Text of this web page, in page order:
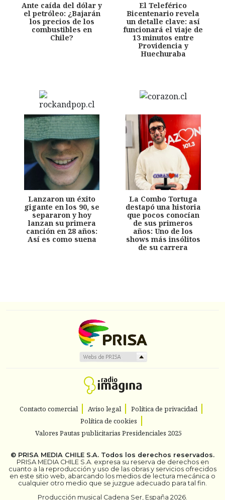
Ante caída del dólar y
el petróleo: ¿Bajarán
los precios de los
combustibles en
Chile?
El Teleférico
Bicentenario revela
un detalle clave: así
funcionará el viaje de
13 minutos entre
Providencia y
Huechuraba
Lanzaron un éxito
gigante en los 90, se
separaron y hoy
lanzan su primera
canción en 28 años:
Así es como suena
La Combo Tortuga
destapó una historia
que pocos conocían
de sus primeros
años: Uno de los
shows más insólitos
de su carrera
Contacto comercial Aviso legal
Política de privacidad
Política de cookies
Valores Pautas publicitarias Presidenciales 2025
© PRISA MEDIA CHILE S.A. Todos los derechos reservados.
PRISA MEDIA CHILE S.A. expresa su reserva de derechos en
cuanto a la reproducción y uso de las obras y servicios ofrecidos
en este sitio web, abarcando los medios de lectura mecánica o
cualquier otro medio que se juzgue adecuado para tal fin.
Producción musical Cadena Ser, España 2026.